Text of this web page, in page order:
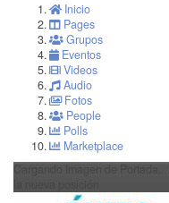
Inicio
Pages
Grupos
Eventos
Videos
Audio
Fotos
People
Polls
Marketplace
Cargando Imagen de Portada...